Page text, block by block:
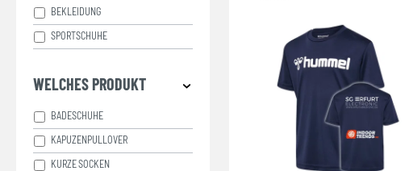
BEKLEIDUNG
SPORTSCHUHE
WELCHES PRODUKT
BADESCHUHE
KAPUZENPULLOVER
KURZE SOCKEN